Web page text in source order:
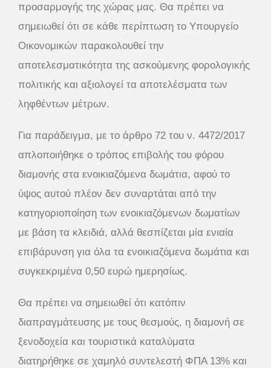
προσαρμογής της χώρας μας. Θα πρέπει να
σημειωθεί ότι σε κάθε περίπτωση το Υπουργείο
Οικονομικών παρακολουθεί την
αποτελεσματικότητα της ασκούμενης φορολογικής
πολιτικής και αξιολογεί τα αποτελέσματα των
ληφθέντων μέτρων.
Για παράδειγμα, με το άρθρο 72 του ν. 4472/2017
απλοποιήθηκε ο τρόπος επιβολής του φόρου
διαμονής στα ενοικιαζόμενα δωμάτια, αφού το
ύψος αυτού πλέον δεν συναρτάται από την
κατηγοριοποίηση των ενοικιαζόμενων δωματίων
με βάση τα κλειδιά, αλλά θεσπίζεται μία ενιαία
επιβάρυνση για όλα τα ενοικιαζόμενα δωμάτια και
συγκεκριμένα 0,50 ευρώ ημερησίως.
Θα πρέπει να σημειωθεί ότι κατόπιν
διαπραγμάτευσης με τους θεσμούς, η διαμονή σε
ξενοδοχεία και τουριστικά καταλύματα
διατηρήθηκε σε χαμηλό συντελεστή ΦΠΑ 13% και